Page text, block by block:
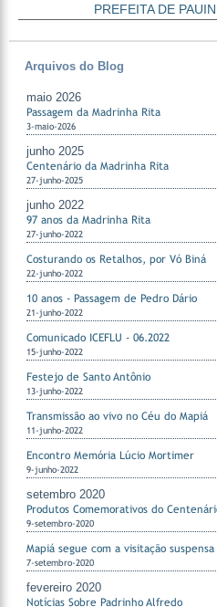
PREFEITA DE
Arquivos do Blog
maio 2026
Passagem da Madrinha Rita
3-maio-2026
junho 2025
Centenário da Madrinha Rita
27-junho-2025
junho 2022
97 anos da Madrinha Rita
27-junho-2022
Costurando os Retalhos, por Vó Biná
22-junho-2022
10 anos - Passagem de Pedro Dário
21-junho-2022
Comunicado ICEFLU - 06.2022
15-junho-2022
Festejo de Santo Antônio
13-junho-2022
Transmissão ao vivo no Céu do Mapiá
11-junho-2022
Encontro Memória Lúcio Mortimer
9-junho-2022
setembro 2020
Produtos Comemorativos do
9-setembro-2020
Mapiá segue com a visitação suspensa
7-setembro-2020
fevereiro 2020
Notícias Sobre Padrinho Alfredo